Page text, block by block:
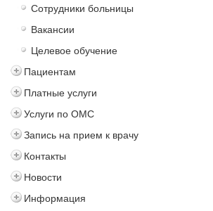
Сотрудники больницы
Вакансии
Целевое обучение
Пациентам
Платные услуги
Услуги по ОМС
Запись на прием к врачу
Контакты
Новости
Информация